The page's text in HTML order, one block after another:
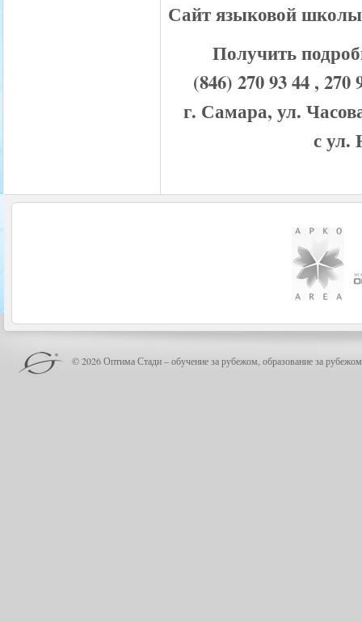
Сайт языковой
Получить
(846) 270 93 44 ,
г. Самара, ул.
с ул.
© 2026 Оптима Стади – обучение за рубежом, образование за